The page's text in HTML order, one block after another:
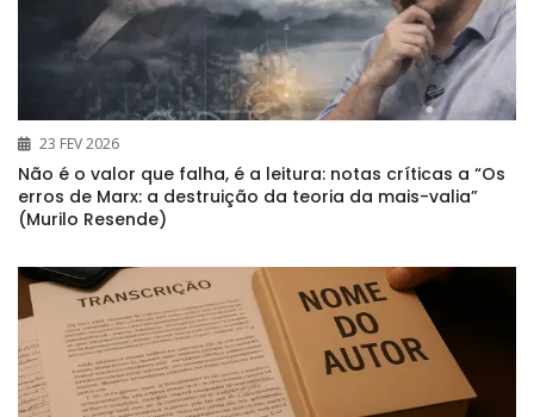
23 FEV 2026
Não é o valor que falha, é a leitura: notas críticas a “Os
erros de Marx: a destruição da teoria da mais-valia”
(Murilo Resende)